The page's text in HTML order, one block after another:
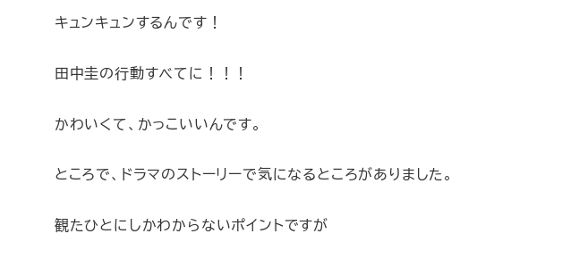
キュンキュンするんです！
田中圭の行動すべてに！！！
かわいくて、かっこいいんです。
ところで、ドラマのストーリーで気になるところがありました。
観たひとにしかわからないポイントですが